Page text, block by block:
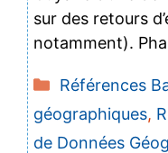
sur des retours
notamment).
Catégories
Références
géographiques,
de Données